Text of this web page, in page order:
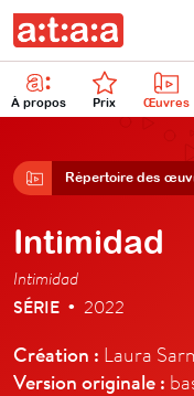
À propos Prix Œuvres
Répertoire des
Intimidad
Intimidad
SÉRIE • 2022
Création : Laura
Version originale :